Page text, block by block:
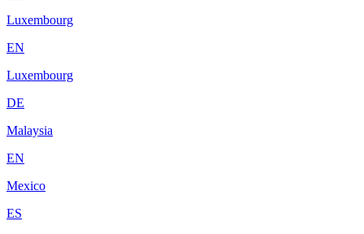
Luxembourg
EN
Luxembourg
DE
Malaysia
EN
Mexico
ES